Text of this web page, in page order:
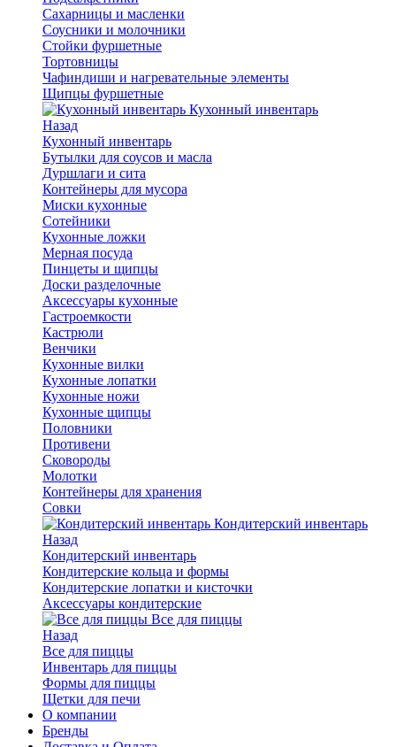
Сахарницы и масленки
Соусники и молочники
Стойки фуршетные
Тортовницы
Чафиндиши и нагревательные элементы
Щипцы фуршетные
Кухонный инвентарь
Назад
Кухонный инвентарь
Бутылки для соусов и масла
Дуршлаги и сита
Контейнеры для мусора
Миски кухонные
Сотейники
Кухонные ложки
Мерная посуда
Пинцеты и щипцы
Доски разделочные
Аксессуары кухонные
Гастроемкости
Кастрюли
Венчики
Кухонные вилки
Кухонные лопатки
Кухонные ножи
Кухонные щипцы
Половники
Противени
Сковороды
Молотки
Контейнеры для хранения
Совки
Кондитерский инвентарь
Назад
Кондитерский инвентарь
Кондитерские кольца и формы
Кондитерские лопатки и кисточки
Аксессуары кондитерские
Все для пиццы
Назад
Все для пиццы
Инвентарь для пиццы
Формы для пиццы
Щетки для печи
О компании
Бренды